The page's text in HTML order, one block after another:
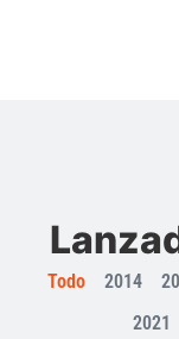
2014
2021
Todo